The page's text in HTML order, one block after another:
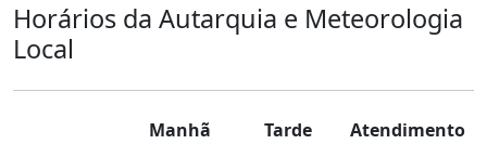
Horários da Autarquia e Meteorologia
Local
Manhã Tarde
Atendimento